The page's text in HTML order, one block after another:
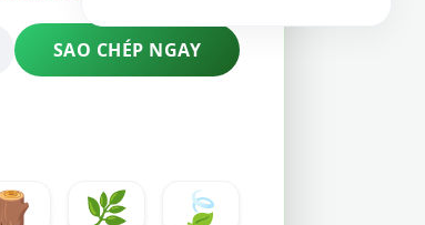
SAO CHÉP NGAY
🌿
🍃